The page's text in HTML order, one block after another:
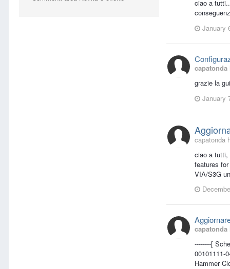
ciao a
January
capatonda
grazie la
January
capatonda
ciao a tutti,
features
VIA/S3G
capatonda
--------[
00101111-
Hammer